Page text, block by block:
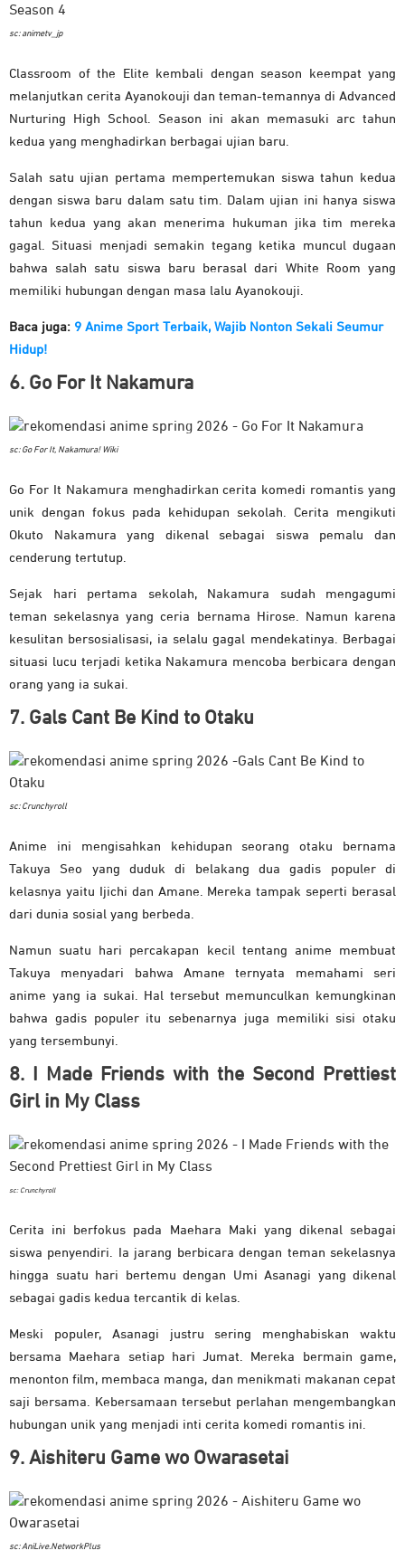
sc: animetv_jp
Classroom of the Elite kembali dengan season keempat yang
melanjutkan cerita Ayanokouji dan teman-temannya di Advanced
Nurturing High School. Season ini akan memasuki arc tahun
kedua yang menghadirkan berbagai ujian baru.
Salah satu ujian pertama mempertemukan siswa tahun kedua
dengan siswa baru dalam satu tim. Dalam ujian ini hanya siswa
tahun kedua yang akan menerima hukuman jika tim mereka
gagal. Situasi menjadi semakin tegang ketika muncul dugaan
bahwa salah satu siswa baru berasal dari White Room yang
memiliki hubungan dengan masa lalu Ayanokouji.
Baca juga: 9 Anime Sport Terbaik, Wajib Nonton Sekali Seumur
Hidup!
6. Go For It Nakamura
sc: Go For It, Nakamura! Wiki
Go For It Nakamura menghadirkan cerita komedi romantis yang
unik dengan fokus pada kehidupan sekolah. Cerita mengikuti
Okuto Nakamura yang dikenal sebagai siswa pemalu dan
cenderung tertutup.
Sejak hari pertama sekolah, Nakamura sudah mengagumi
teman sekelasnya yang ceria bernama Hirose. Namun karena
kesulitan bersosialisasi, ia selalu gagal mendekatinya. Berbagai
situasi lucu terjadi ketika Nakamura mencoba berbicara dengan
orang yang ia sukai.
7. Gals Cant Be Kind to Otaku
sc: Crunchyroll
Anime ini mengisahkan kehidupan seorang otaku bernama
Takuya Seo yang duduk di belakang dua gadis populer di
kelasnya yaitu Ijichi dan Amane. Mereka tampak seperti berasal
dari dunia sosial yang berbeda.
Namun suatu hari percakapan kecil tentang anime membuat
Takuya menyadari bahwa Amane ternyata memahami seri
anime yang ia sukai. Hal tersebut memunculkan kemungkinan
bahwa gadis populer itu sebenarnya juga memiliki sisi otaku
yang tersembunyi.
8. I Made Friends with the Second Prettiest
Girl in My Class
sc: Crunchyroll
Cerita ini berfokus pada Maehara Maki yang dikenal sebagai
siswa penyendiri. Ia jarang berbicara dengan teman sekelasnya
hingga suatu hari bertemu dengan Umi Asanagi yang dikenal
sebagai gadis kedua tercantik di kelas.
Meski populer, Asanagi justru sering menghabiskan waktu
bersama Maehara setiap hari Jumat. Mereka bermain game,
menonton film, membaca manga, dan menikmati makanan cepat
saji bersama. Kebersamaan tersebut perlahan mengembangkan
hubungan unik yang menjadi inti cerita komedi romantis ini.
9. Aishiteru Game wo Owarasetai
sc: AniLive.NetworkPlus